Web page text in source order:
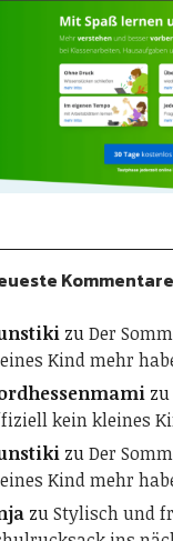
Kommentare
zuDer
Kind mehr
zu
kein kleines
zuDer
Kind mehr
zuStylisch und